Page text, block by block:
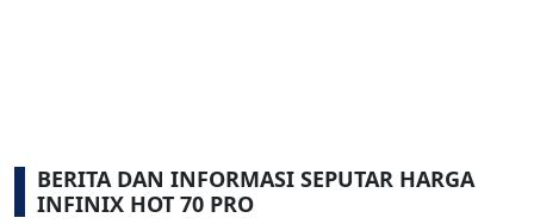
BERITA DAN INFORMASI SEPUTAR HARGA
INFINIX HOT 70 PRO